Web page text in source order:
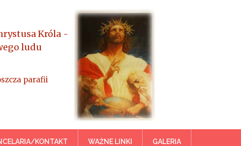
Króla -
ludu
parafii
KONTAKT WAŻNE LINKI GALERIA